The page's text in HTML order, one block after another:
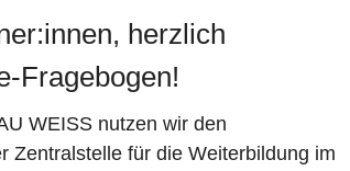
herzlich
Fragebogen!
WEISS nutzen wir den
Zentralstelle für die Weiterbildung im